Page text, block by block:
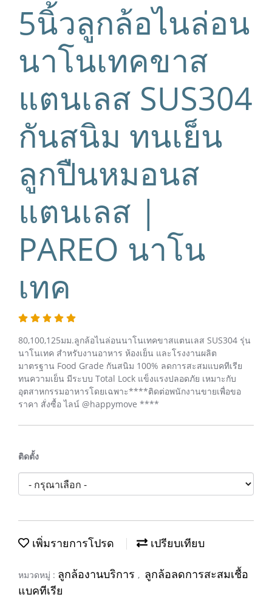
5นิ้วลูกล้อไนล่อน
นาโนเทคขาส
แตนเลส SUS304
กันสนิม ทนเย็น
ลูกปืนหมอนส
แตนเลส |
PAREO นาโน
เทค
80,100,125มม.ลูกล้อไนล่อนนาโนเทคขาสแตนเลส SUS304 รุ่น
นาโนเทค สำหรับงานอาหาร ห้องเย็น และโรงงานผลิต
มาตรฐาน Food Grade กันสนิม 100% ลดการสะสมแบคทีเรีย
ทนความเย็น มีระบบ Total Lock แข็งแรงปลอดภัย เหมาะกับ
อุตสาหกรรมอาหารโดยเฉพาะ****ติดต่อพนักงานขายเพื่อขอ
ราคา สั่งซื้อ ไลน์ @happymove ****
ติดตั้ง
เพิ่มรายการโปรด เปรียบเทียบ
หมวดหมู่ : ลูกล้องานบริการ , ลูกล้อลดการสะสมเชื้อ
แบคทีเรีย